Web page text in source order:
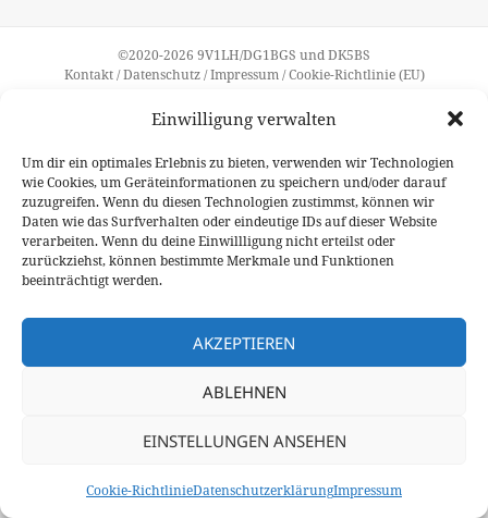
Einwilligung verwalten
Um dir ein optimales Erlebnis zu bieten, verwenden wir Technologien
wie Cookies, um Geräteinformationen zu speichern und/oder darauf
zuzugreifen. Wenn du diesen Technologien zustimmst, können wir
Daten wie das Surfverhalten oder eindeutige IDs auf dieser Website
verarbeiten. Wenn du deine Einwillligung nicht erteilst oder
zurückziehst, können bestimmte Merkmale und Funktionen
beeinträchtigt werden.
AKZEPTIEREN
ABLEHNEN
EINSTELLUNGEN ANSEHEN
Cookie-RichtlinieDatenschutzerklärungImpressum
©2020-2026 9V1LH/DG1BGS undDK5BS
Kontakt/Datenschutz/Impressum/Cookie-Richtlinie (EU)